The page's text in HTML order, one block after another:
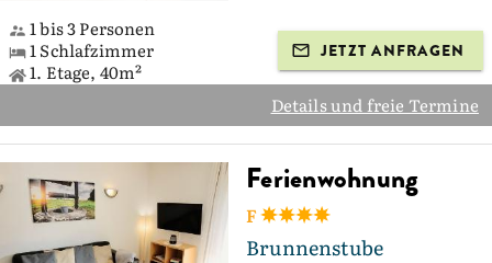
1 bis 3 Personen
1 Schlafzimmer
1. Etage, 40m²
JETZT ANFRAGEN
Details und freie Termine
Ferienwohnung
F
Brunnenstube